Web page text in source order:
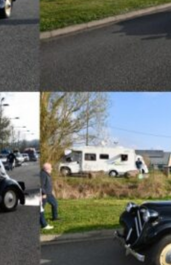
Notre local
La Boutique
Les pièces
L’assurance
Liens
La Revue
Les salons
La traction
La Traction des
membres
Bibliographie
Présentation 7
Présentation 11
Présentation 15 six
Evolution 7 et 11 -